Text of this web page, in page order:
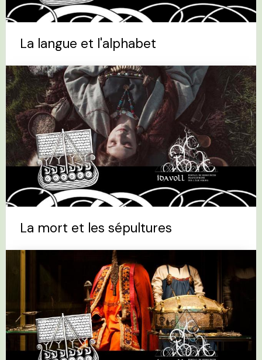
La langue et l'alphabet
La mort et les sépultures